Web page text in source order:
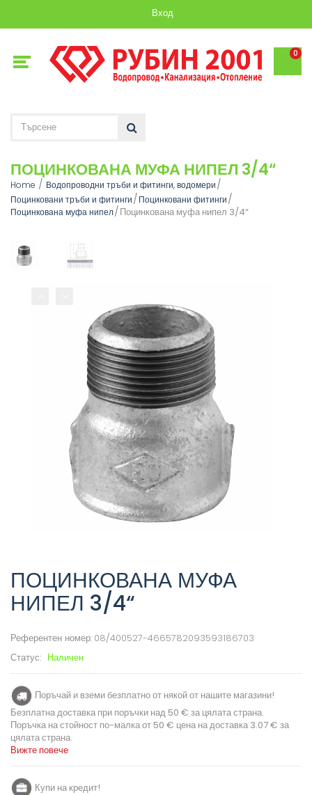
Вход
0
ПОЦИНКОВАНА МУФА НИПЕЛ 3/4“
Home
Водопроводни тръби и фитинги, водомери
Поцинковани тръби и фитинги
Поцинковани фитинги
Поцинкована муфа нипел Поцинкована муфа нипел 3/4“
ПОЦИНКОВАНА МУФА
НИПЕЛ 3/4“
Референтен номер: 08/400527-4665782093593186703
Статус: Наличен
Поръчай и вземи безплатно от някой от нашите магазини!
Безплатна доставка при поръчки над 50 € за цялата страна.
Поръчка на стойност по-малка от 50 € цена на доставка 3.07 € за
цялата страна.
Вижте повече
Купи на кредит!